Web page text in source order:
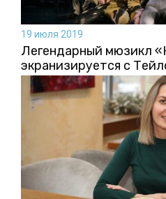
19 июля 2019
Легендарный мюзикл
экранизируется с